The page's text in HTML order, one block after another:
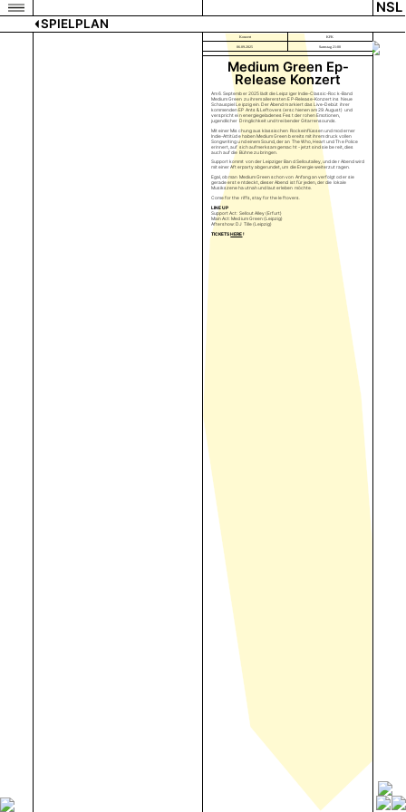
NSL
SPIELPLAN
Konzert KFK
06.09.2025 Samstag 21:00
Medium Green Ep-
Release Konzert
Am 6. September 2025 lädt die Leipziger Indie-Classic-Rock-Band
Medium Green zu ihrem allerersten EP-Release-Konzert ins Neue
Schauspiel Leipzig ein. Der Abend markiert das Live-Debüt ihrer
kommenden EP Ants & Leftovers (erschienen am 29. August) und
verspricht ein energiegeladenes Fest der rohen Emotionen,
jugendlicher Dringlichkeit und treibender Gitarrensounds.
Mit einer Mischung aus klassischen Rockeinflüssen und moderner
Indie-Attitüde haben Medium Green bereits mit ihrem druckvollen
Songwriting und einem Sound, der an The Who, Heart und The Police
erinnert, auf sich aufmerksam gemacht - jetzt sind sie bereit, dies
auch auf die Bühne zu bringen.
Support kommt von der Leipziger Band Selloutalley, und der Abend wird
mit einer Afterparty abgerundet, um die Energie weiterzutragen.
Egal, ob man Medium Green schon von Anfang an verfolgt oder sie
gerade erst entdeckt, dieser Abend ist für jeden, der die lokale
Musikszene hautnah und laut erleben möchte.
Come for the riffs, stay for the leftovers.
LINE UP
Support Act: Sellout Alley (Erfurt)
Main Act: Medium Green (Leipzig)
Aftershow: DJ Tille (Leipzig)
TICKETSHERE!